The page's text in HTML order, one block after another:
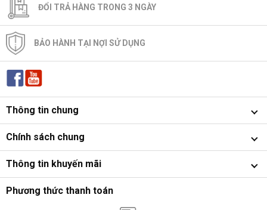
ĐỔI TRẢ HÀNG TRONG 3 NGÀY
BẢO HÀNH TẠI NỢI SỬ DỤNG
Thông tin chung
Chính sách chung
Thông tin khuyến mãi
Phương thức thanh toán